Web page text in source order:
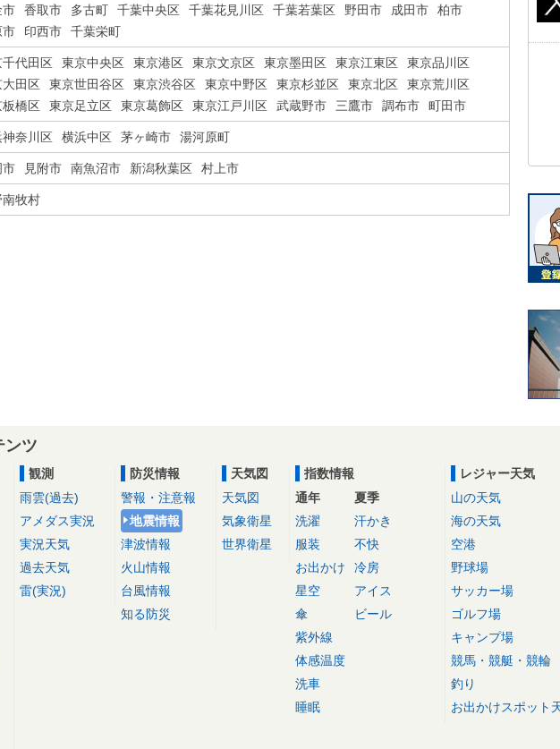
市 香取市 多古町 千葉中央区 千葉花見川区 千葉若葉区 野田市 成田市
柏市
市
印西市 千葉栄町
千代田区 東京中央区 東京港区 東京文京区 東京墨田区 東京江東区
東京品川区
大田区
東京世田谷区 東京渋谷区 東京中野区 東京杉並区 東京北区
東京荒川区
板橋区
東京足立区 東京葛飾区 東京江戸川区 武蔵野市 三鷹市 調布市 町田市
神奈川区 横浜中区 茅ヶ崎市 湯河原町
市 見附市 南魚沼市 新潟秋葉区 村上市
南牧村
ンツ
観測
雨雲(過去)
アメダス実況
実況天気
過去天気
雷(実況)
防災情報
警報・注意報
地震情報
津波情報
火山情報
台風情報
知る防災
天気図
天気図
気象衛星
世界衛星
指数情報
通年
洗濯
服装
お出かけ
星空
傘
紫外線
体感温度
洗車
睡眠
夏季
汗かき
不快
冷房
アイス
ビール
レジャー天気
山の天気
海の天気
空港
野球場
サッカー場
ゴルフ場
キャンプ場
競馬・競艇・競輪
釣り
お出かけスポット